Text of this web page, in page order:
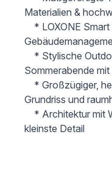
Materialien &
Sommerabende mit
Grundriss und
kleinste Detail